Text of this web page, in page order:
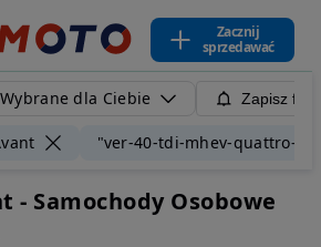
Zacznij
sprzedawać
Wybrane dla Ciebie Zapisz
"ver-40-tdi-mhev-quattro-
- Samochody Osobowe